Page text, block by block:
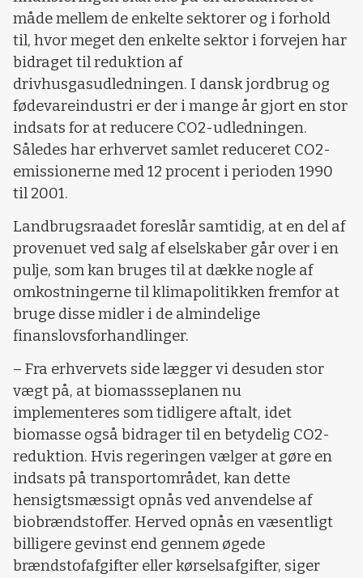
måde mellem de enkelte sektorer og i forhold
til, hvor meget den enkelte sektor i forvejen har
bidraget til reduktion af
drivhusgasudledningen. I dansk jordbrug og
fødevareindustri er der i mange år gjort en stor
indsats for at reducere CO2-udledningen.
Således har erhvervet samlet reduceret CO2-
emissionerne med 12 procent i perioden 1990
til 2001.
Landbrugsraadet foreslår samtidig, at en del af
provenuet ved salg af elselskaber går over i en
pulje, som kan bruges til at dække nogle af
omkostningerne til klimapolitikken fremfor at
bruge disse midler i de almindelige
finanslovsforhandlinger.
– Fra erhvervets side lægger vi desuden stor
vægt på, at biomassseplanen nu
implementeres som tidligere aftalt, idet
biomasse også bidrager til en betydelig CO2-
reduktion. Hvis regeringen vælger at gøre en
indsats på transportområdet, kan dette
hensigtsmæssigt opnås ved anvendelse af
biobrændstoffer. Herved opnås en væsentligt
billigere gevinst end gennem øgede
brændstofafgifter eller kørselsafgifter, siger